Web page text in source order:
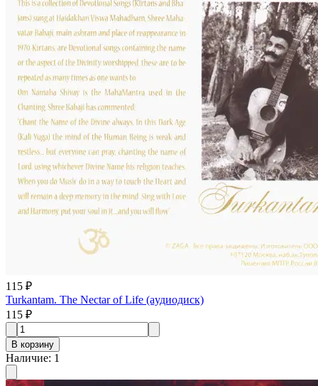
115 ₽
Turkantam. The Nectar of Life (aудиодиск)
115 ₽
В корзину
Наличие: 1